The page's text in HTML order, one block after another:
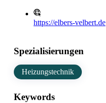
https://elbers-velbert.de
Spezialisierungen
Heizungstechnik
Keywords